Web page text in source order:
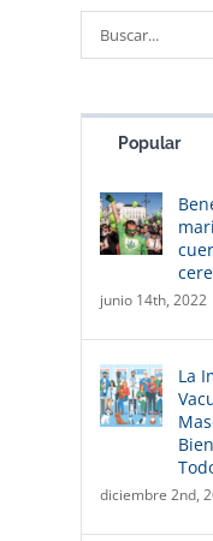
Buscar:
Popular
junio 14th, 2022
La
diciembre 2nd,